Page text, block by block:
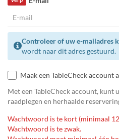
Controleer of uw e-mailadres
wordt naar dit adres gestuurd.
Maak een TableCheck account
Met een TableCheck account, kunt
raadplegen en herhaalde
Wachtwoord is te kort (minimaal
Wachtwoord is te zwak.